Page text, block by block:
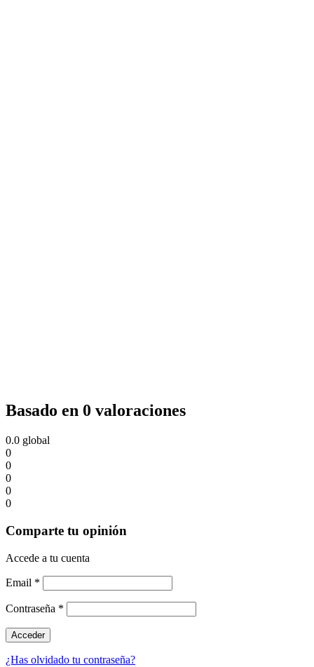
Basado en 0 valoraciones
0.0 global
0
0
0
0
0
Comparte tu opinión
Accede a tu cuenta
Email *
Contraseña *
¿Has olvidado tu contraseña?